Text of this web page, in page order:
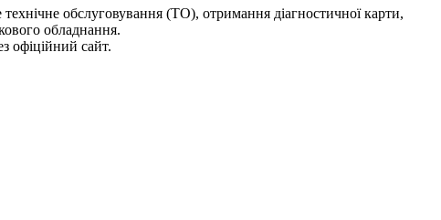
технічне обслуговування (ТО), отримання діагностичної карти,
обладнання.
офіційний сайт.